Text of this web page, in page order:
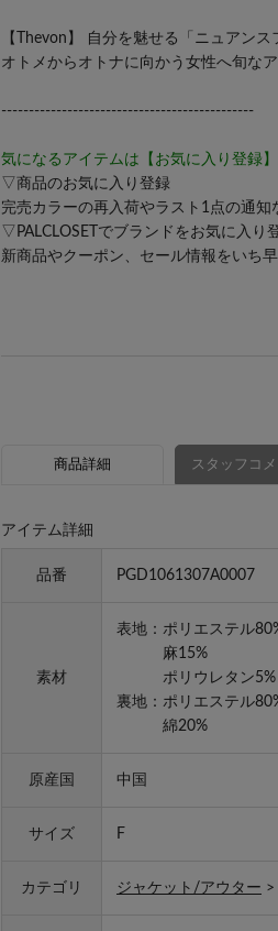
【Thevon】 自分を魅せる「ニュアンス
オトメからオトナに向かう女性へ旬な
----------------------------------------------
気になるアイテムは【お気に入り登録】
▽商品のお気に入り登録
完売カラーの再入荷やラスト1点の通知
▽PALCLOSETでブランドをお気に入り
新商品やクーポン、セール情報をいち
商品詳細 スタッフコ
アイテム詳細
品番 PGD1061307A0007
素材
表地：ポリエステル
麻15%
ポリウレタン
裏地：ポリエステル
綿20%
原産国 中国
サイズ F
カテゴリ ジャケット/アウター >